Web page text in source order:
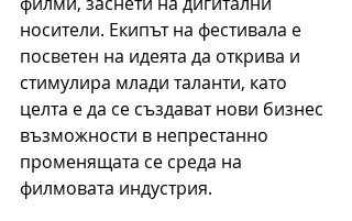
носители. Екипът на фестивала е
посветен на идеята да открива и
стимулира млади таланти, като
целта е да се създават нови бизнес
възможности в непрестанно
променящата се среда на
филмовата индустрия.